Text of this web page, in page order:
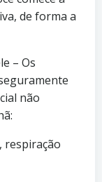
de forma a
– Os
não
respiração